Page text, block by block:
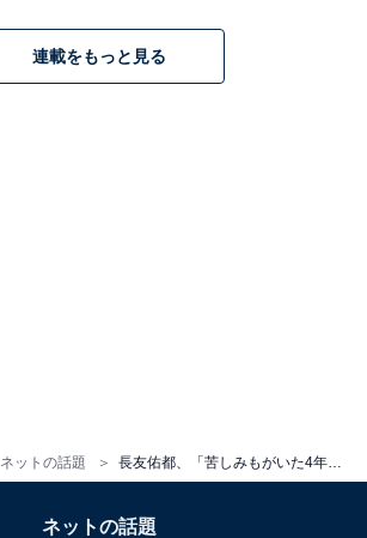
ネットの話題
連載をもっと見る
ネットの話題